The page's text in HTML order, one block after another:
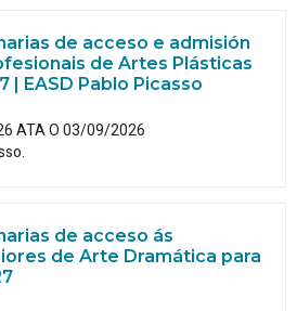
de acceso e admisión
de Artes Plásticas
| EASD Pablo Picasso
ATA O 03/09/2026
de acceso ás
de Arte Dramática para